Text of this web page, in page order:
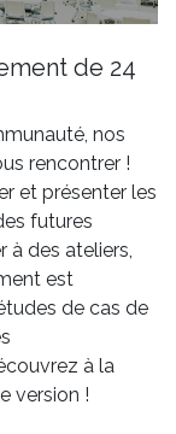
de 24
nos
rencontrer !
et présenter les
futures
à des ateliers,
est
de cas de
à la
version !